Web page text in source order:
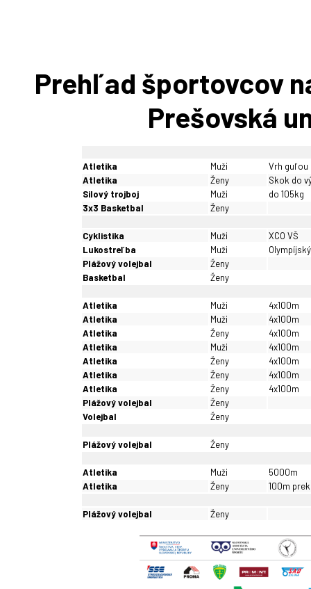
Prehľad športovcov
Prešovská
Atletika Muži
Vrh guľou
Atletika
Ženy
Skok do
Silový trojboj
Muži
do 105kg
3x3 Basketbal
Ženy
Cyklistika Muži
XCO VŠ
Lukostreľba
Muži
Plážový volejbal
Ženy
Basketbal
Ženy
Atletika Muži
4x100m
Atletika
Muži
4x100m
Atletika
Ženy
4x100m
Atletika
Muži
4x100m
Atletika
Ženy
4x100m
Atletika
Ženy
4x100m
Atletika
Ženy
4x100m
Plážový volejbal
Ženy
Volejbal
Ženy
Plážový volejbal Ženy
Atletika Muži
5000m
Atletika
Ženy 100m
Plážový volejbal Ženy